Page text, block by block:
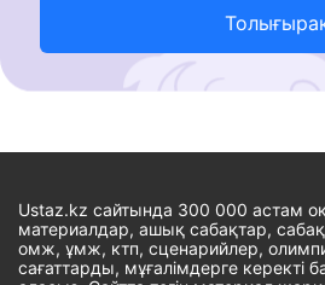
Ustaz.kz сайтында 300 000 астам
материалдар, ашық сабақтар,
омж, ұмж, ктп, сценарийлер,
сағаттарды, мұғалімдерге керекті